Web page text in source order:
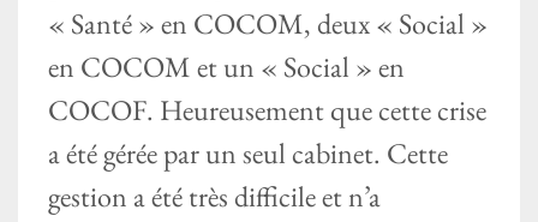
« Santé » en COCOM, deux « Social »
en COCOM et un « Social » en
COCOF. Heureusement que cette crise
a été gérée par un seul cabinet. Cette
gestion a été très difficile et n’a